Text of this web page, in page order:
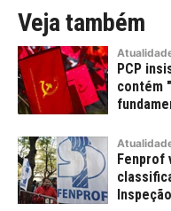
Veja também
PCP
contém
Fenprof